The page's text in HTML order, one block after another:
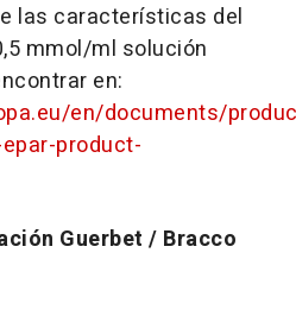
las características del
mmol/ml solución
en:
en/documents/
product-
Guerbet / Bracco